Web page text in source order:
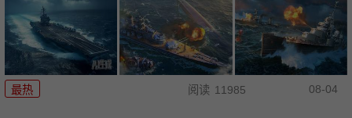
最热 阅读 11985 08-04